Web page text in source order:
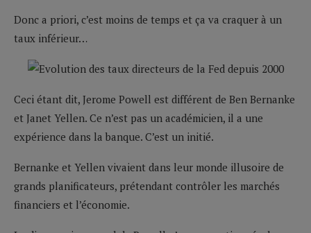
Donc a priori, c’est moins de temps et ça va craquer à un
taux inférieur…
Ceci étant dit, Jerome Powell est différent de Ben Bernanke
et Janet Yellen. Ce n’est pas un académicien, il a une
expérience dans la banque. C’est un initié.
Bernanke et Yellen vivaient dans leur monde illusoire de
grands planificateurs, prétendant contrôler les marchés
financiers et l’économie.